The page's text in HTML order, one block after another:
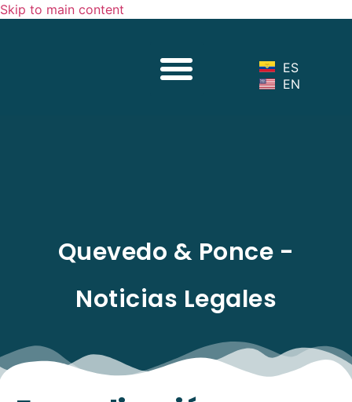
Skip to main content
ES
EN
Quevedo & Ponce -
Noticias Legales